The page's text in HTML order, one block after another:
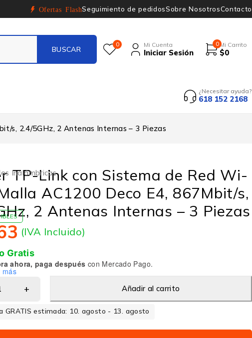
Ofertas FlashSeguimiento de pedidosSobre NosotrosContacto
0 Mi Cuenta
Iniciar Sesión
0 Mi Carrito
$0
¿Necesitar ayuda?
618 152 2168
s, 2.4/5GHz, 2 Antenas Internas – 3 Piezas
Inalámbricas
TP-Link con Sistema de Red Wi-
AC1200 Deco E4, 867Mbit/s,
2 Antenas Internas – 3 Piezas
(IVA Incluido)
Gratis
ahora, paga después con Mercado Pago.
más
Añadir al carrito
GRATIS estimada: 10. agosto - 13. agosto